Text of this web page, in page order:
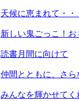
天候に恵まれて・・
新しい鬼ごっこ！お
読書月間に向けて
仲間とともに、さら
みんなを輝かせてく